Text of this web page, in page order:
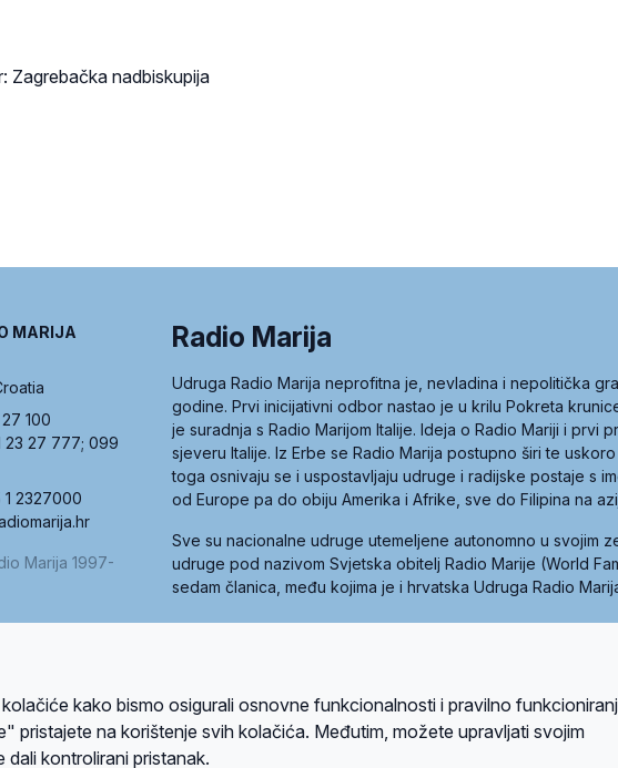
Zagrebačka nadbiskupija
MARIJA
100
23 27 777; 099
2327000
Marija 1997-
Radio Marija
Udruga Radio Marija neprofitna je, nevladina i nepolitička
godine. Prvi inicijativni odbor nastao je u krilu Pokreta
je suradnja s Radio Marijom Italije. Ideja o Radio Mariji i prvi
sjeveru Italije. Iz Erbe se Radio Marija postupno širi te
toga osnivaju se i uspostavljaju udruge i radijske postaje s
od Europe pa do obiju Amerika i Afrike, sve do Filipina na
Sve su nacionalne udruge utemeljene autonomno u svojim
udruge pod nazivom Svjetska obitelj Radio Marije (World
sedam članica, među kojima je i hrvatska Udruga Radio
reCAPTCHA sustavom
kako bismo osigurali osnovne funkcionalnosti i pravilno
pristajete na korištenje svih kolačića. Međutim, možete upravljati svojim
dali kontrolirani pristanak.